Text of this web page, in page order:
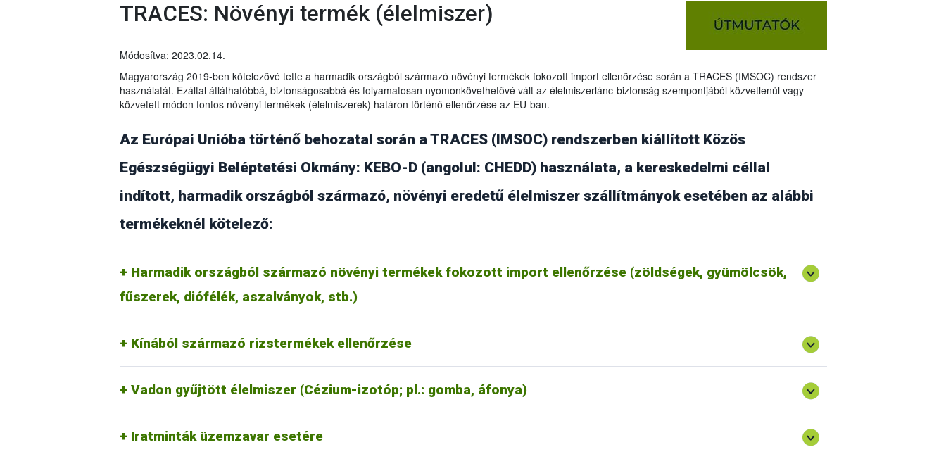
TRACES: Növényi termék (élelmiszer)
Módosítva: 2023.02.14.
Magyarország 2019-ben kötelezővé tette a harmadik országból származó növényi termékek fokozott import ellenőrzése során a TRACES (IMSOC) rendszer
használatát. Ezáltal átláthatóbbá, biztonságosabbá és folyamatosan nyomonkövethetővé vált az élelmiszerlánc-biztonság szempontjából közvetlenül vagy
közvetett módon fontos növényi termékek (élelmiszerek) határon történő ellenőrzése az EU-ban.
Az Európai Unióba történő behozatal során a TRACES (IMSOC) rendszerben kiállított Közös
Egészségügyi Beléptetési Okmány: KEBO-D (angolul: CHEDD) használata, a kereskedelmi céllal
indított, harmadik országból származó, növényi eredetű élelmiszer szállítmányok esetében az alábbi
termékeknél kötelező:
Harmadik országból származó növényi termékek fokozott import ellenőrzése (zöldségek, gyümölcsök,
fűszerek, diófélék, aszalványok, stb.)
Kínából származó rizstermékek ellenőrzése
Vadon gyűjtött élelmiszer (Cézium-izotóp; pl.: gomba, áfonya)
Iratminták üzemzavar esetére
Amennyiben a TRACES rendszer vagy annak bármely funkciója egy óránál hosszabb ideig nem elérhető, a szállítási információk rögzítéséhez vagy
megosztásához a mellékelt iratminták használhatók. A dokumentumokon a „készenléti idő alatt előállított” szövegnek is szerepelnie kell!
Az előre tervezett üzemszünetekről a Bizottság TRACES (IMSOC) felületén keresztül tájékoztatja a felhasználókat.
FONTOS! Az iratminták kizárólag a TRACES (IMSOC) rendszert érintő üzemzavar vagy üzemszünet esetén használhatók, egyéb helyi szoftver vagy
nem a böngészőhöz kötődő probléma áll-e annak hátterében. Megoldás lehet: másik böngésző használata, a sütik tisztítása, az oldal frissítése.
-KEBO-D II. és III.rész/CHED-D Part II and III.
-Hatósági bizonyítvány (EU) 2019/1793 IV. melléklet
Official Certificate (EU) 2019/1793 Annex IV.
-Egészségügyi bizonyítvány 2011/884/EU III. melléklet/Health Certificate 2011/884/EU Annex III
-Vizsgálati jelentés 2011/884/EU IV. melléklet/Analytical Report 2011/884/EU Annex IV